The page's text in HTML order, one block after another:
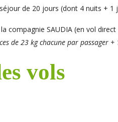
de 20 jours (dont 4 nuits +
compagnie SAUDIA (en vol
de 23 kg chacune par passager +
vols